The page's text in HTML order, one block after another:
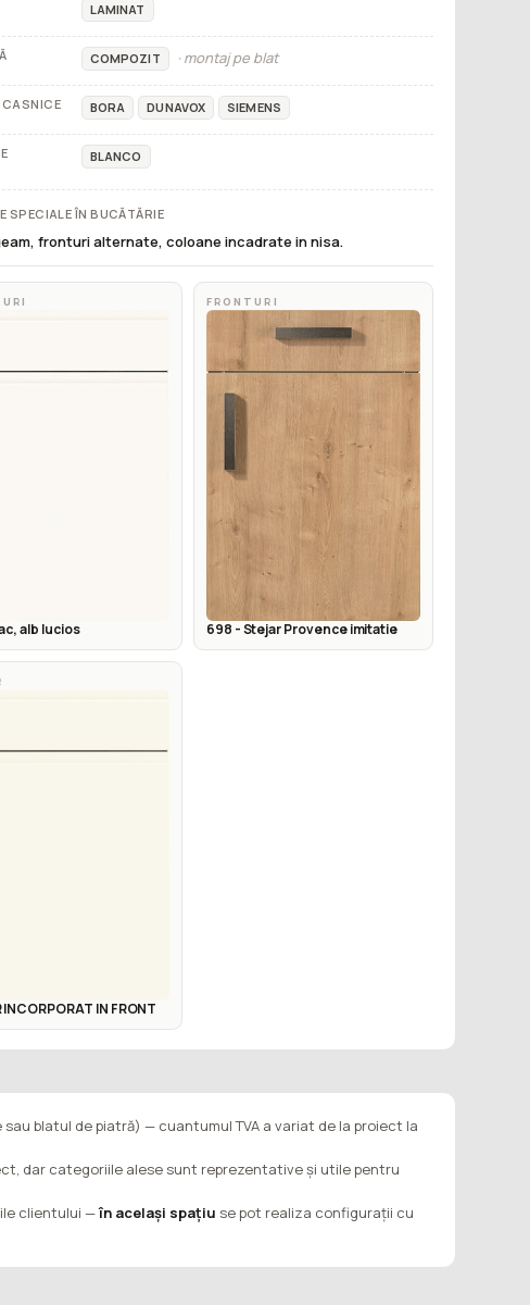
LAMINAT
COMPOZIT · montaj pe blat
BORA DUNAVOX SIEMENS
BLANCO
SPECIALE ÎN BUCĂTĂRIE
fronturi alternate, coloane incadrate in nisa.
alb lucios
FRONTURI
698 - Stejar Provence imitatie
INCORPORAT IN FRONT
blatul de piatră) — cuantumul TVA a variat de la proiect la
dar categoriile alese sunt reprezentative și utile pentru
clientului —în același spațiu se pot realiza configurații cu